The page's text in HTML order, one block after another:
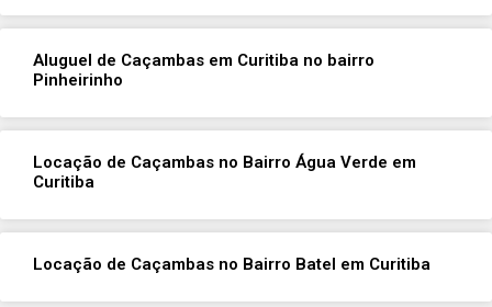
Aluguel de Caçambas em Curitiba no bairro
Pinheirinho
Locação de Caçambas no Bairro Água Verde em
Curitiba
Locação de Caçambas no Bairro Batel em Curitiba